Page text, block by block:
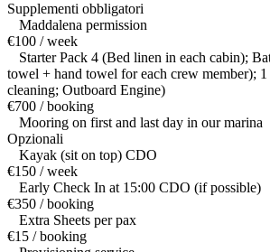
Supplementi obbligatori
Maddalena permission
€100 / week
Starter Pack 4 (Bed linen in each cabin);
towel + hand towel for each crew member);
cleaning; Outboard Engine)
€700 / booking
Mooring on first and last day in our marina
Opzionali
Kayak (sit on top) CDO
€150 / week
Early Check In at 15:00 CDO (if possible)
€350 / booking
Extra Sheets per pax
€15 / booking